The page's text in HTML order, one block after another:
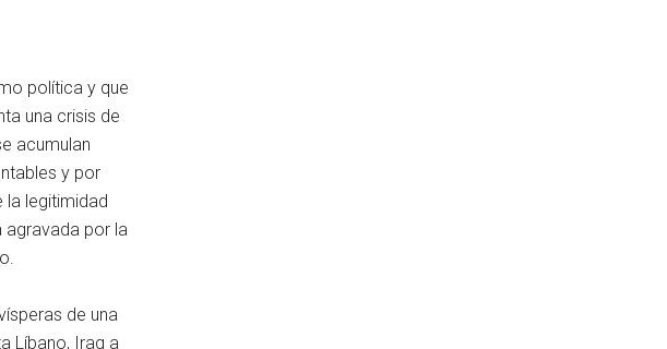
política y que
una crisis de
acumulan
y por
la legitimidad
agravada por la
de una
Líbano, Iraq a